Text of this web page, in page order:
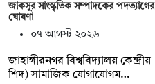
জাকসুর সাংস্কৃতিক সম্পাদকের পদত্যাগের
ঘোষণা
০৭ আগস্ট ২০২৬
‎জাহাঙ্গীরনগর বিশ্ববিদ্যালয় কেন্দ্রীয়
শিদ) সামাজিক যোগাযোগম…